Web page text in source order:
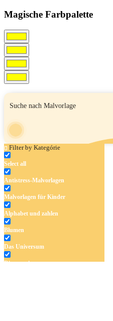
Magische Farbpalette
Filter by Kategórie
Select all
Antistress-Malvorlagen
Malvorlagen für Kinder
Alphabet und zahlen
Blumen
Das Universum
Dinosaurier